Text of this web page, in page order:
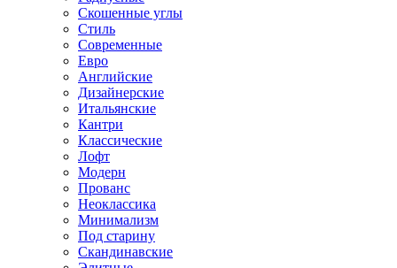
Скошенные углы
Стиль
Современные
Евро
Английские
Дизайнерские
Итальянские
Кантри
Классические
Лофт
Модерн
Прованс
Неоклассика
Минимализм
Под старину
Скандинавские